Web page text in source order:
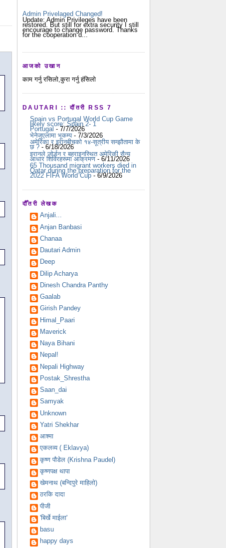
Admin Privelaged Changed!
Update: Admin Privileges have been
restored. But still for extra security I still
encourage to change password. Thanks
for the cooperation d...
आजको उखान
काम गर्नु रसिलो,कुरा गर्नु हंसिलो
DAUTARI :: दौंतरी RSS 7
Spain vs Portugal World Cup Game
likely score: Spain 2- 1
Portugal - 7/7/2026
भेनेजुएलामा भूकम्प- 7/3/2026
अमेरिका र इरानबीचको १४-सूत्रीय सम्झौतामा के
छ ? - 6/18/2026
इरानले जोर्डन र बहराइनस्थित अमेरिकी सैन्य
आधार शिविरहरूमा आक्रमण- 6/11/2026
65 Thousand migrant workers died in
Qatar during the preparation for the
2022 FIFA World Cup - 6/9/2026
दौँतरी लेखक
Anjali...
Anjan Banbasi
Chanaa
Dautari Admin
Deep
Dilip Acharya
Dinesh Chandra Panthy
Gaalab
Girish Pandey
Himal_Paari
Maverick
Naya Bihani
Nepal!
Nepali Highway
Postak_Shrestha
Saan_dai
Samyak
Unknown
Yatri Shekhar
आश्मा
एकलव्य ( Eklavya)
कृष्ण पौडेल (Krishna Paudel)
कृष्णपक्ष थापा
खेमनाथ (बन्दिपुरे माहिलो)
ठरकि दादा
पीजी
'बिर्खे माईला'
basu
happy days